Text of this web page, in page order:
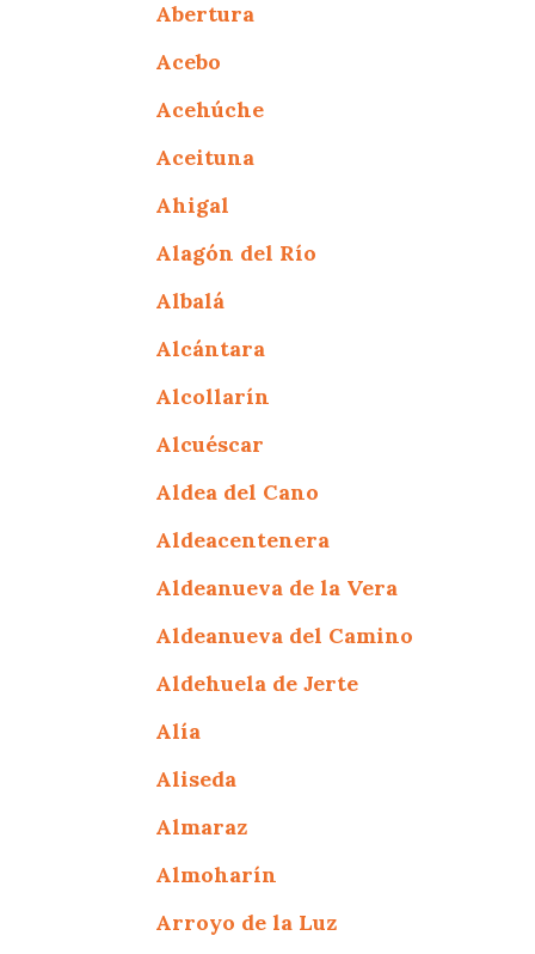
Abertura
Acebo
Acehúche
Aceituna
Ahigal
Alagón del Río
Albalá
Alcántara
Alcollarín
Alcuéscar
Aldea del Cano
Aldeacentenera
Aldeanueva de la Vera
Aldeanueva del Camino
Aldehuela de Jerte
Alía
Aliseda
Almaraz
Almoharín
Arroyo de la Luz